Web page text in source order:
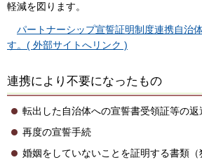
軽減を図ります。
パートナーシップ宣誓証明制度連携自治
す。( 外部サイトへリンク )
連携により不要になったもの
転出した自治体への宣誓書受領証等の返
再度の宣誓手続
婚姻をしていないことを証明する書類